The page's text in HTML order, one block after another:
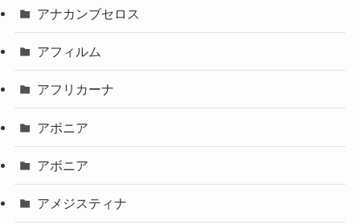
アナカンブセロス
アフィルム
アフリカーナ
アボニア
アボニア
アメジスティナ